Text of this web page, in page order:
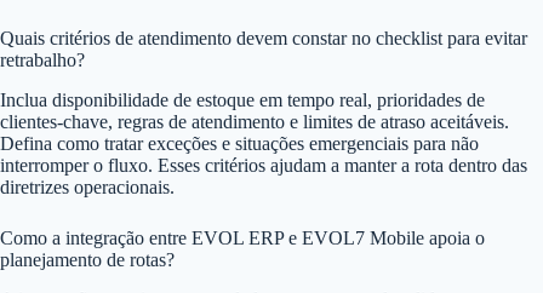
Quais critérios de atendimento devem constar no checklist para evitar
retrabalho?
Inclua disponibilidade de estoque em tempo real, prioridades de
clientes-chave, regras de atendimento e limites de atraso aceitáveis.
Defina como tratar exceções e situações emergenciais para não
interromper o fluxo. Esses critérios ajudam a manter a rota dentro das
diretrizes operacionais.
Como a integração entre EVOL ERP e EVOL7 Mobile apoia o
planejamento de rotas?